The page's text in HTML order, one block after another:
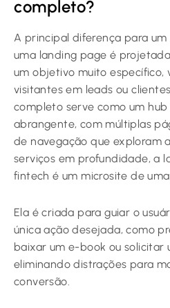
completo?
A principal diferença para
uma landing page é
um objetivo muito específico,
visitantes em leads ou
completo serve como um
abrangente, com múltiplas
de navegação que exploram
serviços em profundidade, a
fintech é um microsite de
Ela é criada para guiar o
única ação desejada, como
baixar um e-book ou solicitar
eliminando distrações para
conversão.